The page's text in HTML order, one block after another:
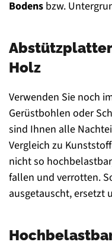
Bodens bzw.
Holz
Verwenden Sie noch
Gerüstbohlen oder
sind Ihnen alle
Vergleich zu
nicht so
fallen und verrotten.
ausgetauscht, ersetzt